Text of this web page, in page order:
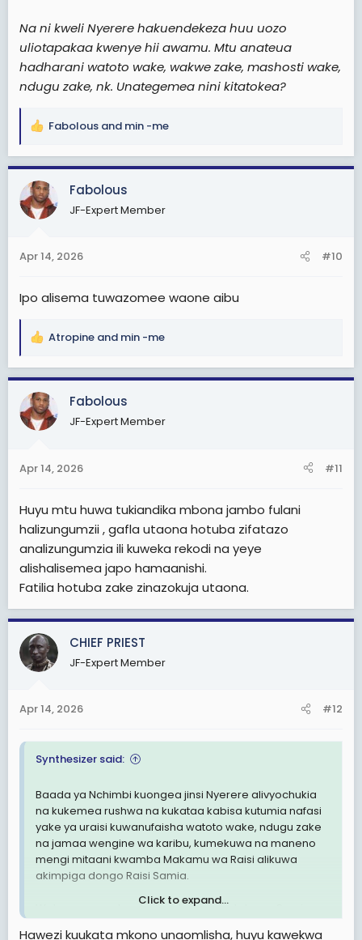
anaemfuata Samia ni Kikwete, ambae yuko karibu na
Samia na anatajwa pia kama mnufaika wa urais wa
Samia.
Na watu wanadai Rais Samia hajawahi kutoa hotuba
rushwa na ufisadi nchini. Kuna mtu anasema hotuba kali
kuliko zote alizotoa kuhusu kukemea rushwa na ufisadi
ni ele aliyosema msichote sana hadi kuvimbiwa!
Haya ni mambo mazito kusema kuhusu raisi wa nchi.
Nadhani tunaenda mbali sana kuhusu raisi wetu. Kama
kuna mtu ana hotuba za Raisi Samia akikemea na
hapa ili tumalize huu ubishi.
Na ni kweli Nyerere hakuendekeza huu uozo
uliotapakaa kwenye hii awamu. Mtu anateua
hadharani watoto wake, wakwe zake, mashosti wake,
ndugu zake, nk. Unategemea nini kitatokea?
R
a
c
t
i
s
Fabolous and min -me
Fabolous
JF-Expert Member
Apr 14, 2026 #10
Ipo alisema tuwazomee waone aibu
R
a
c
t
i
s
Atropine and min -me
Fabolous
JF-Expert Member
Apr 14, 2026 #11
Huyu mtu huwa tukiandika mbona jambo fulani
halizungumzii , gafla utaona hotuba zifatazo
analizungumzia ili kuweka rekodi na yeye
alishalisemea japo hamaanishi.
Fatilia hotuba zake zinazokuja utaona.
CHIEF PRIEST
JF-Expert Member
Apr 14, 2026 #12
Synthesizer said:
Baada ya Nchimbi kuongea jinsi Nyerere alivyochukia
na kukemea rushwa na kukataa kabisa kutumia nafasi
yake ya uraisi kuwanufaisha watoto wake, ndugu zake
na jamaa wengine wa karibu, kumekuwa na maneno
mengi mitaani kwamba Makamu wa Raisi alikuwa
akimpiga dongo Raisi Samia.
Watu wameenda mbali na kusema mtoto wa Samia
Click to expand...
Hawezi kuukata mkono unaomlisha, huyu kawekwa